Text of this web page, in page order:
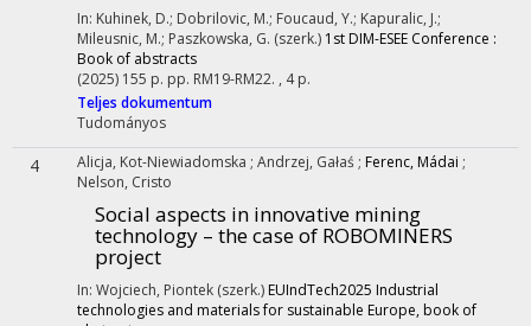
In: Kuhinek, D.; Dobrilovic, M.; Foucaud, Y.; Kapuralic, J.;
Mileusnic, M.; Paszkowska, G. (szerk.) 1st DIM-ESEE Conference :
Book of abstracts
(2025) 155 p. pp. RM19-RM22. , 4 p.
Teljes dokumentum
Tudományos
4 Alicja, Kot-Niewiadomska ; Andrzej, Gałaś ; Ferenc, Mádai ;
Nelson, Cristo
Social aspects in innovative mining
technology – the case of ROBOMINERS
project
In: Wojciech, Piontek (szerk.) EUIndTech2025 Industrial
technologies and materials for sustainable Europe, book of